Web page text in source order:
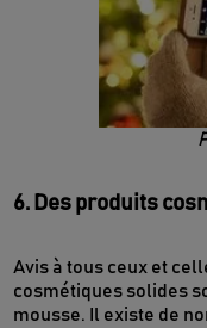
6. Des produits
Avis à tous ceux et
cosmétiques solides
mousse. Il existe de